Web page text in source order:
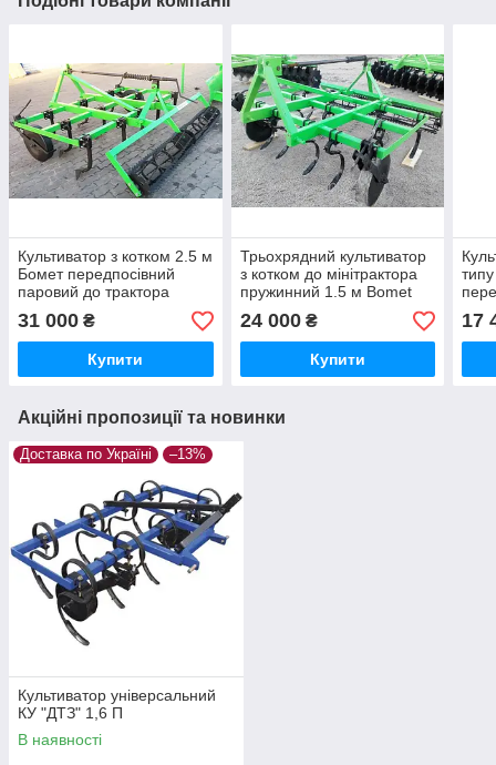
Культиватор з котком 2.5 м
Бомет передпосівний
паровий до трактора
(пряма жорстка стійка, 13
стрільчастих лап в 3 ряди)
31 000 ₴
Купити
Трьохрядний культиватор
з котком до мінітрактора
пружинний 1.5 м Bomet
24 000₴
Купити
лап
в 2
17
Акційні пропозиції та новинки
Доставка по Україні –13%
Культиватор універсальний
КУ "ДТЗ" 1,6 П
В наявності